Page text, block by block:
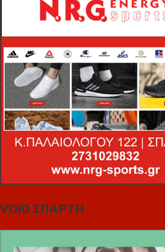
VOiD ΣΠΑΡΤΗ